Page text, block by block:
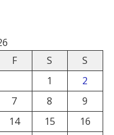
F S
S
1
2
7 8
9
14 15
16